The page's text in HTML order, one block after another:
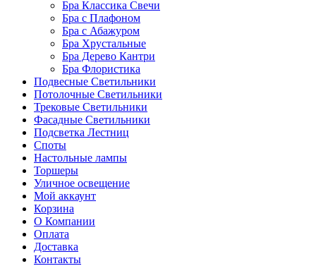
Бра Классика Свечи
Бра с Плафоном
Бра с Абажуром
Бра Хрустальные
Бра Дерево Кантри
Бра Флористика
Подвесные Светильники
Потолочные Светильники
Трековые Светильники
Фасадные Светильники
Подсветка Лестниц
Споты
Настольные лампы
Торшеры
Уличное освещение
Мой аккаунт
Корзина
О Компании
Оплата
Доставка
Контакты